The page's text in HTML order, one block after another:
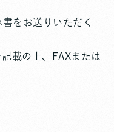
をお送りいただく
載の上、FAXまたは